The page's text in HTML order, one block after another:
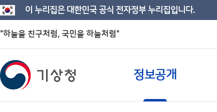
이 누리집은 대한민국 공식 전자정부 누리집입니다.
"하늘을 친구처럼, 국민을 하늘처럼"
정보공개